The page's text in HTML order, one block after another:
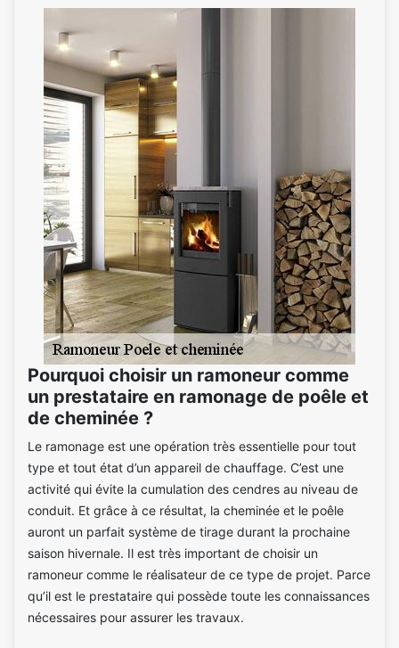
Pourquoi choisir un ramoneur comme
un prestataire en ramonage de poêle et
de cheminée ?
Le ramonage est une opération très essentielle pour tout
type et tout état d’un appareil de chauffage. C’est une
activité qui évite la cumulation des cendres au niveau de
conduit. Et grâce à ce résultat, la cheminée et le poêle
auront un parfait système de tirage durant la prochaine
saison hivernale. Il est très important de choisir un
ramoneur comme le réalisateur de ce type de projet. Parce
qu’il est le prestataire qui possède toute les connaissances
nécessaires pour assurer les travaux.